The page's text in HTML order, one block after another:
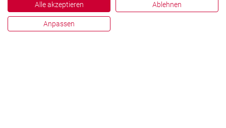
Alle akzeptieren Ablehnen
Anpassen